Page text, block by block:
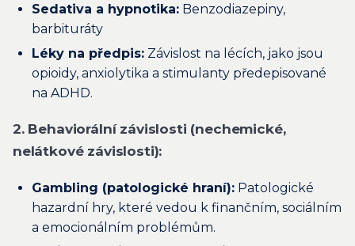
Sedativa a hypnotika: Benzodiazepiny,
barbituráty
Léky na předpis: Závislost na lécích, jako jsou
opioidy, anxiolytika a stimulanty předepisované
na ADHD.
2. Behaviorální závislosti (nechemické,
nelátkové závislosti):
Gambling (patologické hraní): Patologické
hazardní hry, které vedou k finančním, sociálním
a emocionálním problémům.